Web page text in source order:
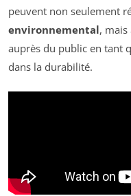
peuvent non seulement
environnemental,
auprès du public en tant
dans la durabilité.